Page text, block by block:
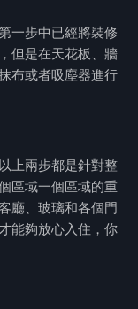
一步中已經將裝修
但是在天花板、牆
布或者吸塵器進行
上兩步都是針對整
區域一個區域的重
廳、玻璃和各個門
能夠放心入住，你